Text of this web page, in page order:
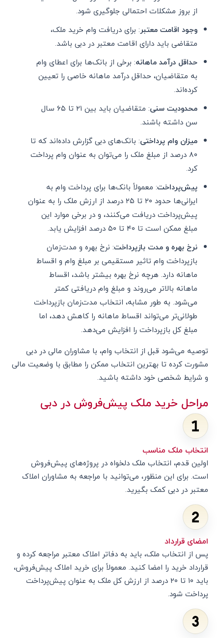
از بروز مشکلات احتمالی جلوگیری شود.
وجود اقامت معتبر: برای دریافت وام خرید ملک،
متقاضی باید دارای اقامت معتبر در دبی باشد.
حداقل درآمد ماهانه: برخی از بانک‌ها برای اعطای وام
به متقاضیان، حداقل درآمد ماهانه خاصی را تعیین
کرده‌اند.
محدودیت سنی
: متقاضیان باید بین ۲۱ تا ۶۵ سال
سن داشته باشند.
میزان وام پرداختی: بانک‌های دبی گزارش داده‌اند که تا
۸۰ درصد از مبلغ ملک را می‌توان به عنوان وام پرداخت
کرد.
پیش‌پرداخت: معمولاً بانک‌ها برای پرداخت وام به
ایرانی‌ها حدود ۲۰ تا ۲۵ درصد از ارزش ملک را به عنوان
پیش‌پرداخت دریافت می‌کنند، و در برخی موارد این
مبلغ ممکن است تا ۴۰ تا ۵۰ درصد افزایش یابد.
نرخ بهره و مدت بازپرداخت: نرخ بهره و مدت‌زمان
بازپرداخت وام تاثیر مستقیمی بر مبلغ وام و اقساط
ماهانه دارد. هرچه نرخ بهره بیشتر باشد، اقساط
ماهانه بالاتر می‌روند و مبلغ وام دریافتی کمتر
می‌شود. به طور مشابه، انتخاب مدت‌زمان بازپرداخت
طولانی‌تر می‌تواند اقساط ماهانه را کاهش دهد، اما
مبلغ کل بازپرداخت را افزایش می‌دهد.
توصیه می‌شود قبل از انتخاب وام، با مشاوران مالی در دبی
مشورت کرده تا بهترین انتخاب ممکن را مطابق با وضعیت مالی
و شرایط شخصی خود داشته باشید.
مراحل خرید ملک پیش‌فروش در دبی
انتخاب ملک مناسب
اولین قدم، انتخاب ملک دلخواه در پروژه‌های پیش‌فروش
است. برای این منظور، می‌توانید با مراجعه به مشاوران املاک
معتبر در دبی کمک بگیرید.
امضای قرارداد
پس از انتخاب ملک، باید به دفاتر املاک معتبر مراجعه کرده و
قرارداد خرید را امضا کنید. معمولاً برای خرید املاک پیش‌فروش،
باید ۱۰ تا ۲۰ درصد از ارزش کل ملک به عنوان پیش‌پرداخت
پرداخت شود.